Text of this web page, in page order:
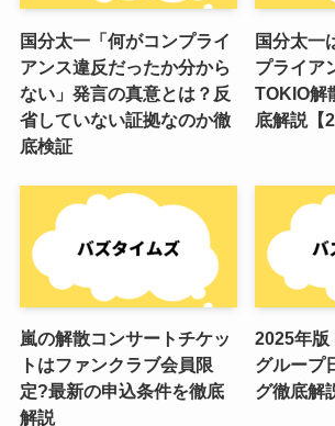
国分太一「何がコンプライ
アンス違反だったか分から
ない」発言の真意とは？反
省していない証拠なのか徹
底検証
国分太一
プライア
TOKIO解
底解説【
嵐の解散コンサートチケッ
トはファンクラブ会員限
定?最新の申込条件を徹底
解説
2025年版
グループ
グ徹底解